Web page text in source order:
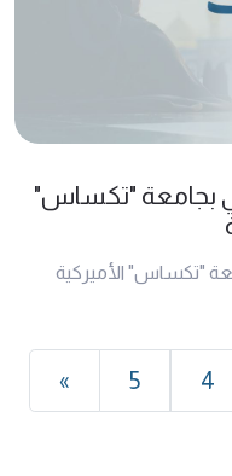
بجامعة "تکساس"
"تکساس" الأمیرکیة
4
5
»